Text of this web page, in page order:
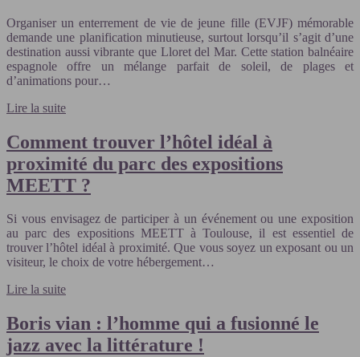
Organiser un enterrement de vie de jeune fille (EVJF) mémorable
demande une planification minutieuse, surtout lorsqu’il s’agit d’une
destination aussi vibrante que Lloret del Mar. Cette station balnéaire
espagnole offre un mélange parfait de soleil, de plages et
d’animations pour…
Lire la suite
Comment trouver l’hôtel idéal à
proximité du parc des expositions
MEETT ?
Si vous envisagez de participer à un événement ou une exposition
au parc des expositions MEETT à Toulouse, il est essentiel de
trouver l’hôtel idéal à proximité. Que vous soyez un exposant ou un
visiteur, le choix de votre hébergement…
Lire la suite
Boris vian : l’homme qui a fusionné le
jazz avec la littérature !